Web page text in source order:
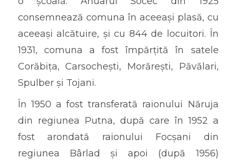
consemnează comuna în aceeași plasă, cu
aceeași alcătuire, și cu 844 de locuitori. În
1931, comuna a fost împărțită în satele
Corăbița, Carsochești, Morărești, Păvălari,
Spulber și Tojani.
În 1950 a fost transferată raionului Năruja
din regiunea Putna, după care în 1952 a
fost arondată raionului Focșani din
regiunea Bârlad și apoi (după 1956)